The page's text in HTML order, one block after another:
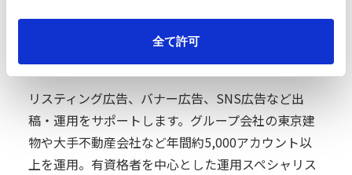
全て許可
WEB広告
リスティング広告、バナー広告、SNS広告など出
稿・運用をサポートします。グループ会社の東京建
物や大手不動産会社など年間約5,000アカウント以
上を運用。有資格者を中心とした運用スペシャリス